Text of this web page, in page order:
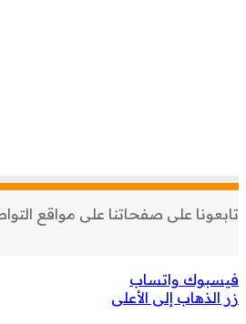
تابعونا على صفحاتنا على مواقع
فيسبوك واتساب
زر الذهاب إلى الأعلى